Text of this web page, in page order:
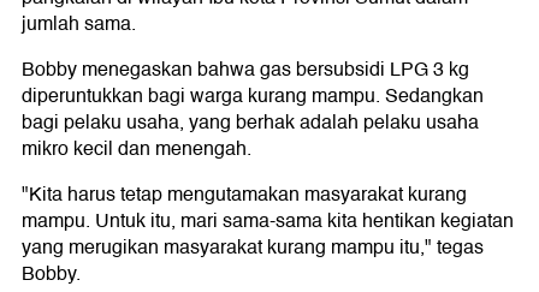
jumlah sama.
Bobby menegaskan bahwa gas bersubsidi LPG 3 kg
diperuntukkan bagi warga kurang mampu. Sedangkan
bagi pelaku usaha, yang berhak adalah pelaku usaha
mikro kecil dan menengah.
"Kita harus tetap mengutamakan masyarakat kurang
mampu. Untuk itu, mari sama-sama kita hentikan kegiatan
yang merugikan masyarakat kurang mampu itu," tegas
Bobby.